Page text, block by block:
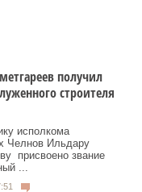
получил
строителя
исполкома
Челнов Ильдару
присвоено звание
...